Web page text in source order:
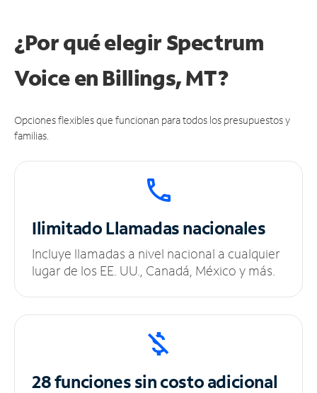
¿Por qué elegir Spectrum
Voice en Billings, MT?
Opciones flexibles que funcionan para todos los presupuestos y
familias.
IlimitadoLlamadas nacionales
Incluye llamadas a nivel nacional a cualquier
lugar de los EE. UU., Canadá, México y más.
28 funciones sincosto adicional